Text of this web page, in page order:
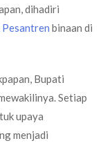
dihadiri
Pesantren binaan di
Bupati
Setiap
upaya
menjadi